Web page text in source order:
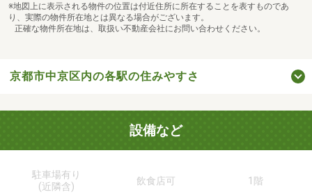
※地図上に表示される物件の位置は付近住所に所在することを表すものであ
り、実際の物件所在地とは異なる場合がございます。
正確な物件所在地は、取扱い不動産会社にお問い合わせください。
京都市中京区内の各駅の住みやすさ
設備など
駐車場有り
(近隣含)
飲食店可 1階